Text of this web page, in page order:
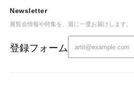
Newsletter
展覧会情報や特集を、週に一度お届けします。
登録フォーム